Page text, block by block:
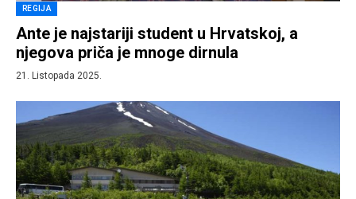
REGIJA
Ante je najstariji student u Hrvatskoj, a
njegova priča je mnoge dirnula
21. Listopada 2025.